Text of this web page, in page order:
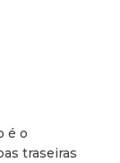
é o
traseiras